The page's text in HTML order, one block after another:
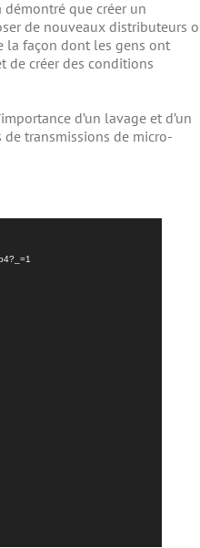
démontré que créer un
de nouveaux distributeurs
la façon dont les gens ont
de créer des conditions
d’un lavage et d’un
transmissions de micro-